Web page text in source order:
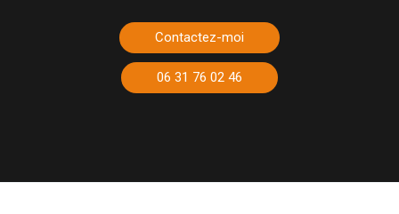
Contactez-moi
06 31 76 02 46